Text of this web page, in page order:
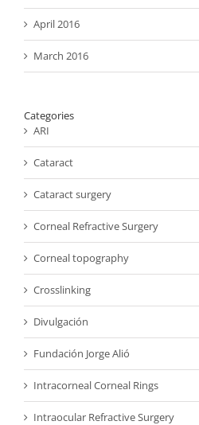
April 2016
March 2016
Categories
ARI
Cataract
Cataract surgery
Corneal Refractive Surgery
Corneal topography
Crosslinking
Divulgación
Fundación Jorge Alió
Intracorneal Corneal Rings
Intraocular Refractive Surgery